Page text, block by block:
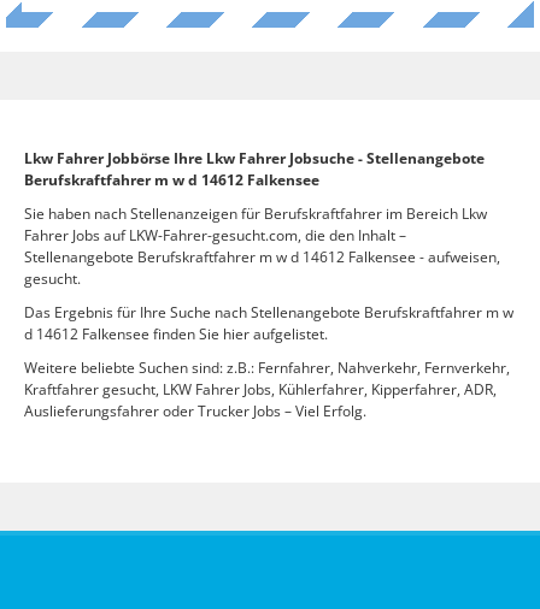
Lkw Fahrer Jobbörse Ihre Lkw Fahrer Jobsuche - Stellenangebote
Berufskraftfahrer m w d 14612 Falkensee
Sie haben nach Stellenanzeigen für Berufskraftfahrer im Bereich Lkw
Fahrer Jobs auf LKW-Fahrer-gesucht.com, die den Inhalt –
Stellenangebote Berufskraftfahrer m w d 14612 Falkensee - aufweisen,
gesucht.
Das Ergebnis für Ihre Suche nach Stellenangebote Berufskraftfahrer m w
d 14612 Falkensee finden Sie hier aufgelistet.
Weitere beliebte Suchen sind: z.B.: Fernfahrer, Nahverkehr, Fernverkehr,
Kraftfahrer gesucht, LKW Fahrer Jobs, Kühlerfahrer, Kipperfahrer, ADR,
Auslieferungsfahrer oder Trucker Jobs – Viel Erfolg.